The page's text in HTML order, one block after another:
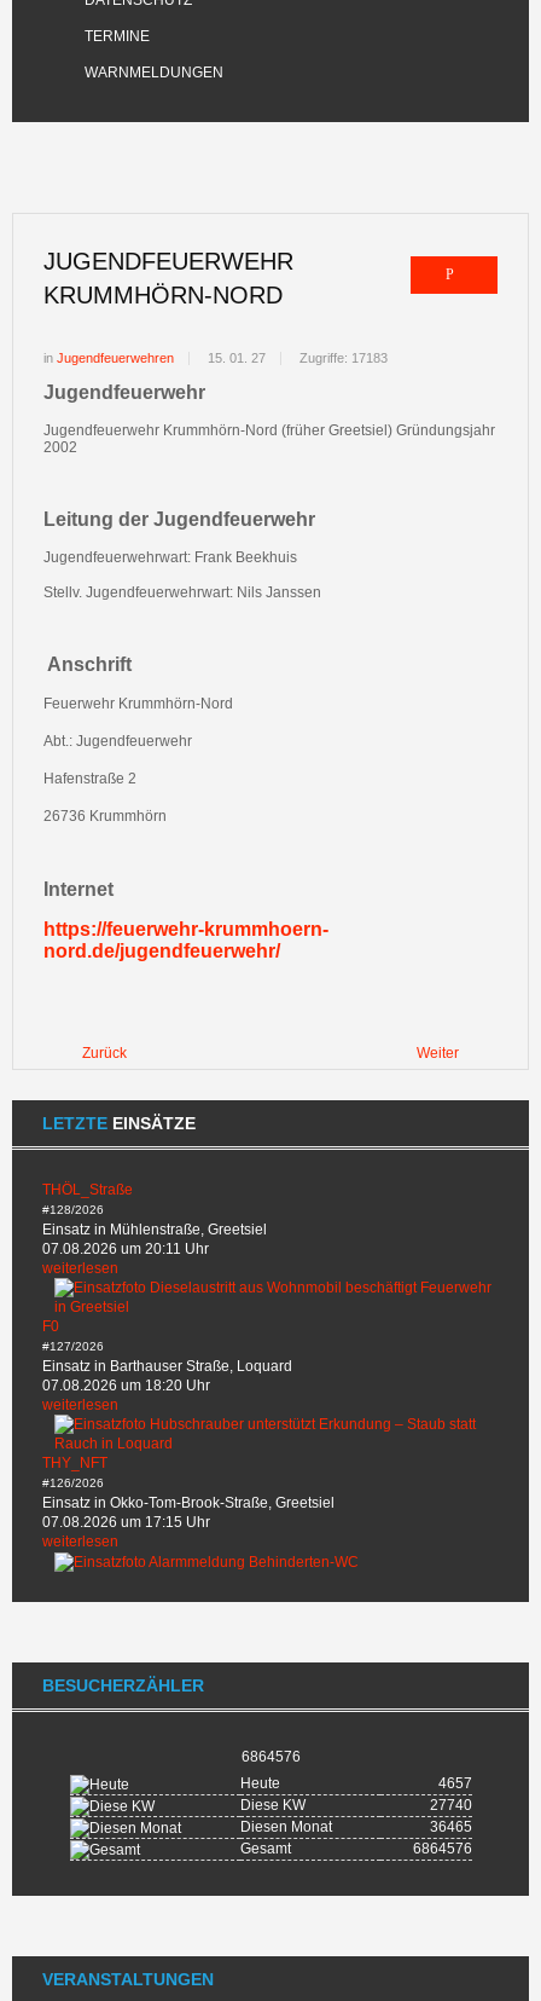
TERMINE
WARNMELDUNGEN
JUGENDFEUERWEHR
KRUMMHÖRN-NORD
in Jugendfeuerwehren 15. 01. 27 Zugriffe: 17183
Jugendfeuerwehr
Jugendfeuerwehr Krummhörn-Nord (früher Greetsiel) Gründungsjahr
2002
Leitung der Jugendfeuerwehr
Jugendfeuerwehrwart: Frank Beekhuis
Stellv. Jugendfeuerwehrwart: Nils Janssen
Anschrift
Feuerwehr Krummhörn-Nord
Abt.: Jugendfeuerwehr
Hafenstraße 2
26736 Krummhörn
Internet
https://feuerwehr-krummhoern-
nord.de/jugendfeuerwehr/
Zurück Weiter
LETZTE EINSÄTZE
THÖL_Straße
#128/2026
Einsatz in Mühlenstraße, Greetsiel
07.08.2026 um 20:11 Uhr
weiterlesen
F0
#127/2026
Einsatz in Barthauser Straße, Loquard
07.08.2026 um 18:20 Uhr
weiterlesen
THY_NFT
#126/2026
Einsatz in Okko-Tom-Brook-Straße, Greetsiel
07.08.2026 um 17:15 Uhr
weiterlesen
BESUCHERZÄHLER
6864576
Heute
4657
Diese KW
27740
Diesen Monat
36465
Gesamt
6864576
VERANSTALTUNGEN